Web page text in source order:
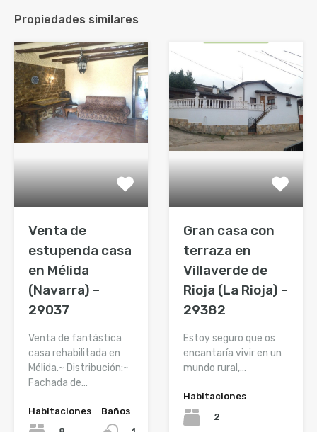
Propiedades similares
Venta de
estupenda casa
en Mélida
(Navarra) –
29037
Venta de fantástica
casa rehabilitada en
Mélida.~ Distribución:~
Fachada de…
Habitaciones
Baños
Gran casa con
terraza en
Villaverde de
Rioja (La Rioja) –
29382
Estoy seguro que os
encantaría vivir en un
mundo rural,…
Habitaciones
2